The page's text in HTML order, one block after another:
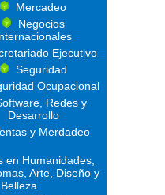
Mercadeo
Negocios
Ejecutivo
Seguridad
Ocupacional
Redes y
Desarrollo
y Merdadeo
en Humanidades,
Arte, Diseño y
Belleza